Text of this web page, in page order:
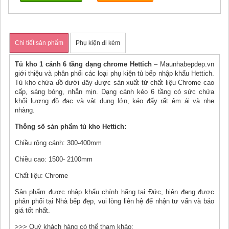
Chi tiết sản phẩm Phụ kiện đi kèm
Tủ kho 1 cánh 6 tầng dạng chrome Hettich– Maunhabepdep.vn
giới thiệu và phân phối các loại phụ kiện tủ bếp nhập khẩu Hettich.
Tủ kho chứa đồ dưới đây được sản xuất từ chất liệu Chrome cao
cấp, sáng bóng, nhẵn mịn. Dạng cánh kéo 6 tầng có sức chứa
khối lượng đồ đạc và vật dụng lớn, kéo đẩy rất êm ái và nhẹ
nhàng.
Thông số sản phẩm tủ kho Hettich:
Chiều rộng cánh: 300-400mm
Chiều cao: 1500- 2100mm
Chất liệu: Chrome
Sản phẩm được nhập khẩu chính hãng tại Đức, hiện đang được
phân phối tại Nhà bếp đẹp, vui lòng liên hệ để nhận tư vấn và báo
giá tốt nhất.
>>> Quý khách hàng có thể tham khảo: